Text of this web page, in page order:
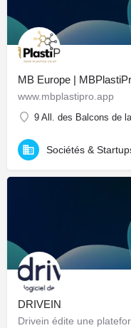
MB Europe |
www.mbplastipro.app
9 All. des Balcons de
Sociétés &
DRIVEIN